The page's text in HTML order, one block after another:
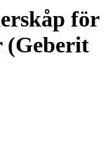
för
(Geberit